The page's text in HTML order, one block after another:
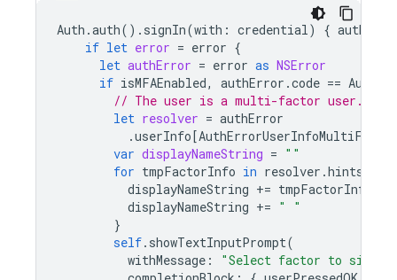
Auth .auth(). signIn(with : credential) {
if let error = error {
let authError = error as NSError
if isMFAEnabled, authError .code ==
// The user is a multi-factor user.
let resolver = authError
.userInfo[
var displayNameString = ""
for tmpFactorInfo in resolver .hints
displayNameString += tmpFactorInfo
displayNameString += " "
}
self. showTextInputPrompt(
withMessage :
"Select factor to sign